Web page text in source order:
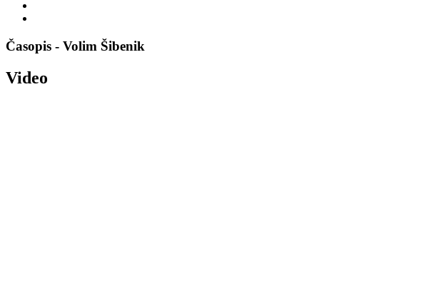
Časopis - Volim Šibenik
Video